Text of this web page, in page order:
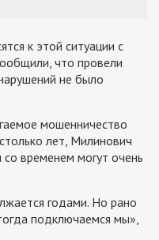
к этой ситуации с
что провели
не было
мошенничество
лет, Милинович
временем могут очень
годами. Но рано
подключаемся мы»,